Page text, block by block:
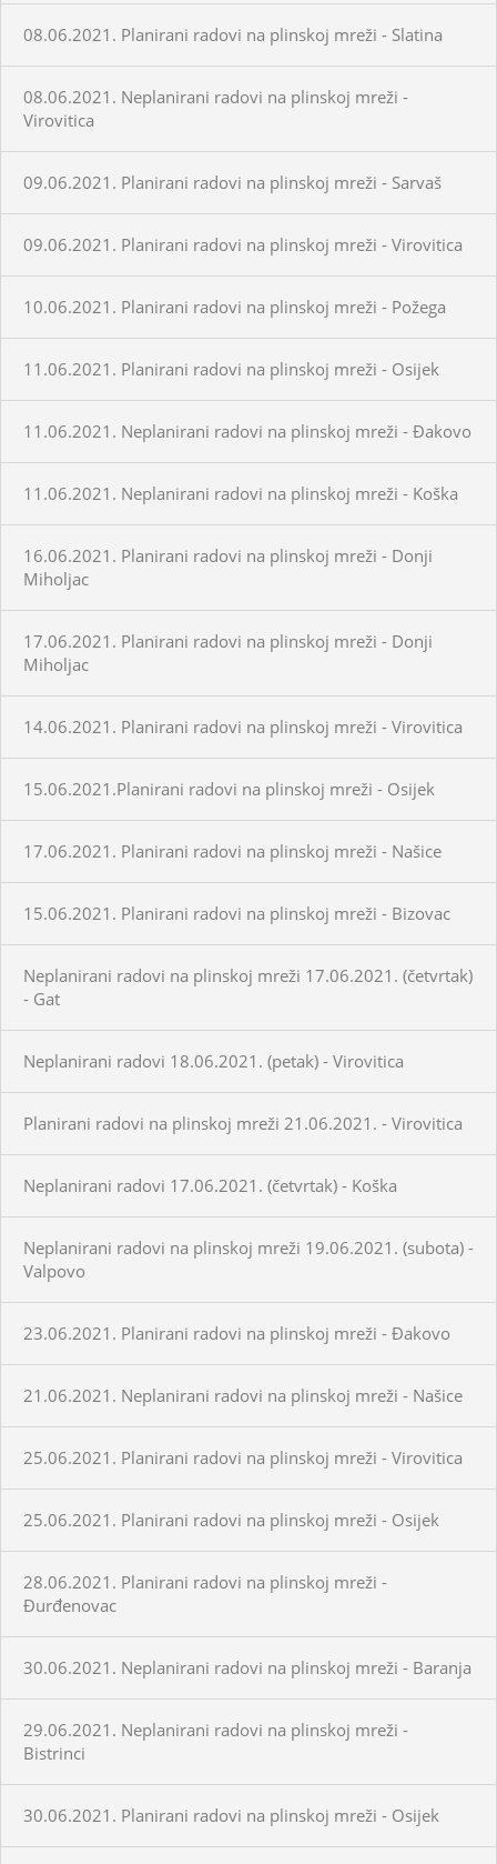
08.06.2021. Planirani radovi na plinskoj mreži - Slatina
08.06.2021. Neplanirani radovi na plinskoj mreži -
Virovitica
09.06.2021. Planirani radovi na plinskoj mreži - Sarvaš
09.06.2021. Planirani radovi na plinskoj mreži - Virovitica
10.06.2021. Planirani radovi na plinskoj mreži - Požega
11.06.2021. Planirani radovi na plinskoj mreži - Osijek
11.06.2021. Neplanirani radovi na plinskoj mreži - Đakovo
11.06.2021. Neplanirani radovi na plinskoj mreži - Koška
16.06.2021. Planirani radovi na plinskoj mreži - Donji
Miholjac
17.06.2021. Planirani radovi na plinskoj mreži - Donji
Miholjac
14.06.2021. Planirani radovi na plinskoj mreži - Virovitica
15.06.2021.Planirani radovi na plinskoj mreži - Osijek
17.06.2021. Planirani radovi na plinskoj mreži - Našice
15.06.2021. Planirani radovi na plinskoj mreži - Bizovac
Neplanirani radovi na plinskoj mreži 17.06.2021. (četvrtak)
- Gat
Neplanirani radovi 18.06.2021. (petak) - Virovitica
Planirani radovi na plinskoj mreži 21.06.2021. - Virovitica
Neplanirani radovi 17.06.2021. (četvrtak) - Koška
Neplanirani radovi na plinskoj mreži 19.06.2021. (subota) -
Valpovo
23.06.2021. Planirani radovi na plinskoj mreži - Đakovo
21.06.2021. Neplanirani radovi na plinskoj mreži - Našice
25.06.2021. Planirani radovi na plinskoj mreži - Virovitica
25.06.2021. Planirani radovi na plinskoj mreži - Osijek
28.06.2021. Planirani radovi na plinskoj mreži -
Đurđenovac
30.06.2021. Neplanirani radovi na plinskoj mreži - Baranja
29.06.2021. Neplanirani radovi na plinskoj mreži -
Bistrinci
30.06.2021. Planirani radovi na plinskoj mreži - Osijek